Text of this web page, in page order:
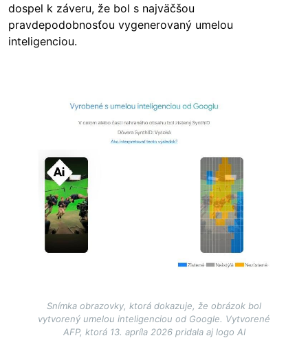
dospel k záveru, že bol s najväčšou
pravdepodobnosťou vygenerovaný umelou
inteligenciou.
Snímka obrazovky, ktorá dokazuje, že obrázok bol
vytvorený umelou inteligenciou od Google. Vytvorené
AFP, ktorá 13. apríla 2026 pridala aj logo AI